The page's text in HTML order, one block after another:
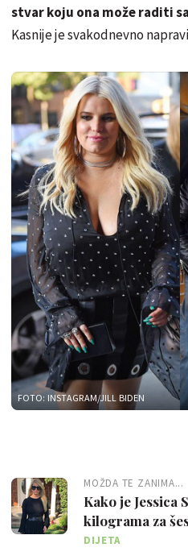
stvar koju ona može raditi
Kasnije je svakodnevno
FOTO: INSTAGRAM/JILL BIDEN
MOŽDA TE ZANIMA...
Kako je Jessica
kilograma za
DIJETA